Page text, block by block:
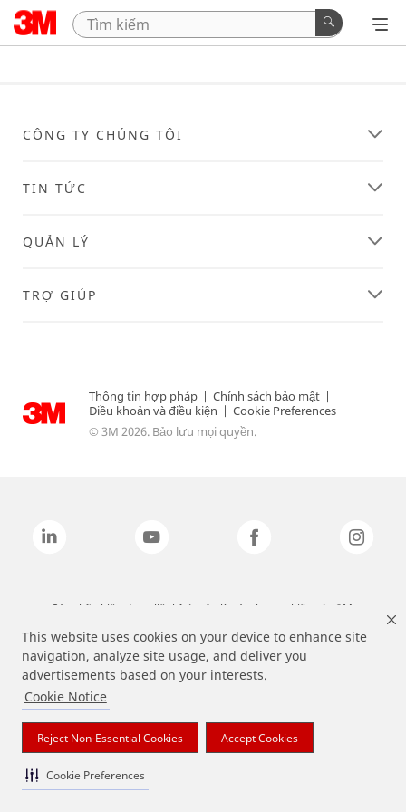
This website uses cookies on your device to enhance site
navigation, analyze site usage, and deliver you
advertisements based on your interests.
Cookie Notice
Reject Non-Essential Cookies Accept Cookies
Cookie Preferences
CÔNG TY CHÚNG TÔI
TIN TỨC
QUẢN LÝ
TRỢ GIÚP
Thông tin hợp pháp | Chính sách bảo mật |
Điều khoản và điều kiện | Cookie Preferences
© 3M 2026. Bảo lưu mọi quyền.
Các nhãn hiệu được liệt kê ở trên là các thương hiệu của 3M.